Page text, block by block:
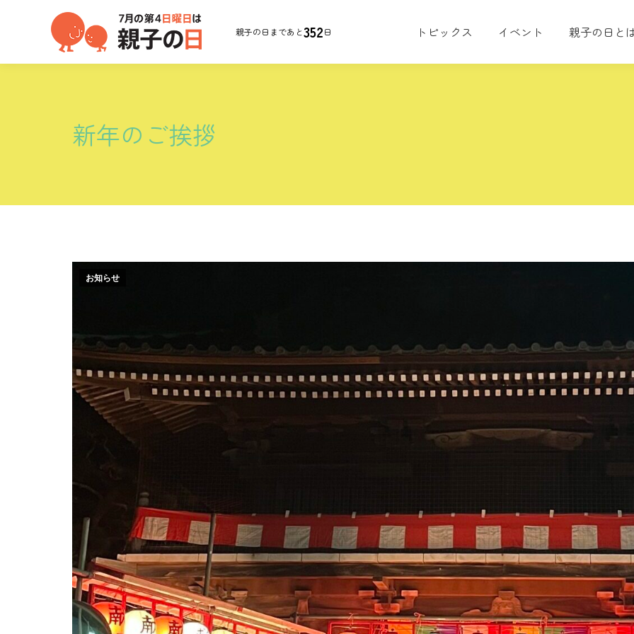
親子の日まであと352日 トピックス イベント 親子の日と
新年のご挨拶
お知らせ